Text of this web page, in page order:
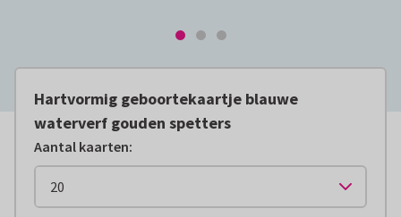
Hartvormig geboortekaartje blauwe
waterverf gouden spetters
Aantal kaarten: